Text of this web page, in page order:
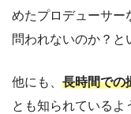
めたプロデューサー
問われないのか？と
他にも、 長時間での
とも知られているよ